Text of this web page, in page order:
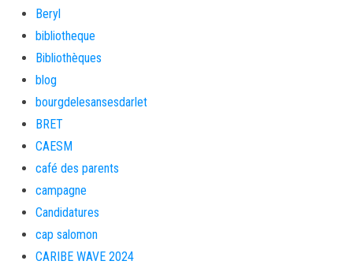
Beryl
bibliotheque
Bibliothèques
blog
bourgdelesansesdarlet
BRET
CAESM
café des parents
campagne
Candidatures
cap salomon
CARIBE WAVE 2024